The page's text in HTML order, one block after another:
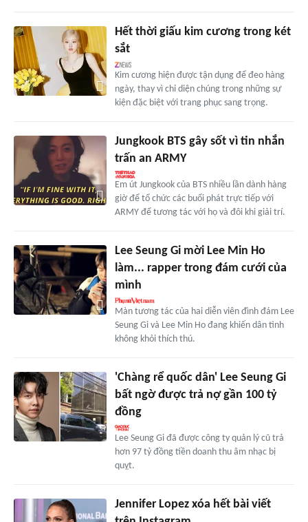
Hết thời giấu kim cương trong két
sắt
Kim cương hiện được tận dụng để đeo hàng
ngày, thay vì chỉ diện chúng trong những sự
kiện đặc biệt với trang phục sang trọng.
Jungkook BTS gây sốt vì tin nhắn
trấn an ARMY
Em út Jungkook của BTS nhiều lần dành hàng
giờ để tổ chức các buổi phát trực tiếp với
ARMY để tương tác với họ và đôi khi giải trí.
Lee Seung Gi mời Lee Min Ho
làm... rapper trong đám cưới của
mình
Màn tương tác của hai diễn viên đình đám Lee
Seung Gi và Lee Min Ho đang khiến dân tình
không khỏi thích thú.
'Chàng rể quốc dân' Lee Seung Gi
bất ngờ được trả nợ gần 100 tỷ
đồng
Lee Seung Gi đã được công ty quản lý cũ trả
hơn 97 tỷ đồng tiền doanh thu âm nhạc bị
quỵt.
Jennifer Lopez xóa hết bài viết